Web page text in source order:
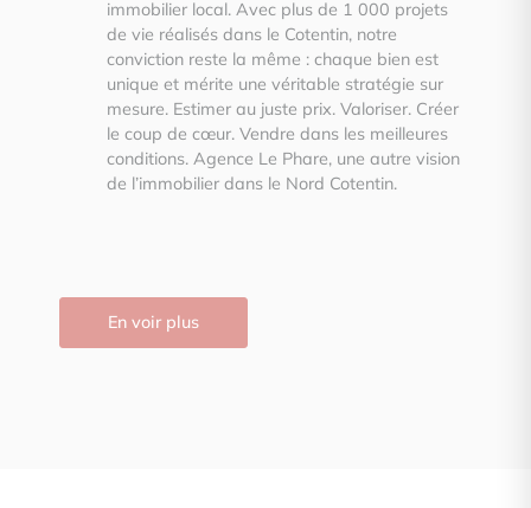
immobilier local. Avec plus de 1 000 projets
de vie réalisés dans le Cotentin, notre
conviction reste la même : chaque bien est
unique et mérite une véritable stratégie sur
mesure. Estimer au juste prix. Valoriser. Créer
le coup de cœur. Vendre dans les meilleures
conditions. Agence Le Phare, une autre vision
de l’immobilier dans le Nord Cotentin.
En voir plus